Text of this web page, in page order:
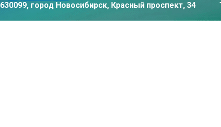
630099, город Новосибирск, Красный проспект, 34